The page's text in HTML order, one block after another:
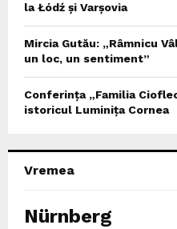
la Łódź și Varșovia
Mircia Gutău: „Râmnicu
un loc, un sentiment”
Conferința „Familia
istoricul Luminița Cornea
Vremea
Nürnberg